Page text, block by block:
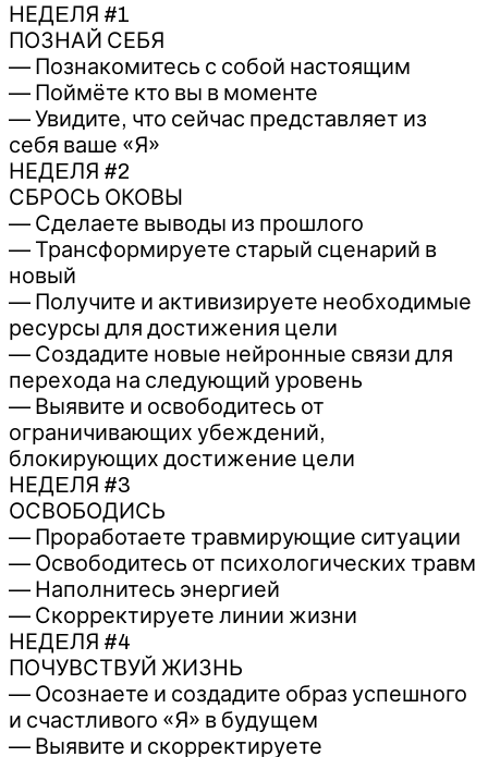
НЕДEЛЯ #1
ПОЗНАЙ СЕБЯ
— Познакомитесь с собой настоящим
— Поймёте кто вы в моменте
— Увидите, что сейчас представляет из
себя ваше «Я»
НЕДEЛЯ #2
СБРОСЬ ОКОВЫ
— Сделаете выводы из прошлого
— Трансформируете старый сценарий в
новый
— Получите и активизируете необходимые
ресурсы для достижения цели
— Создадите новые нейронные связи для
перехода на следующий уровень
— Выявите и освободитесь от
ограничивающих убеждений,
блокирующих достижение цели
НЕДEЛЯ #3
ОСВОБОДИСЬ
— Проработаете травмирующие ситуации
— Освободитесь от психологических травм
— Наполнитесь энергией
— Скорректируете линии жизни
НЕДEЛЯ #4
ПОЧУВСТВУЙ ЖИЗНЬ
— Осознаете и создадите образ успешного
и счастливого «Я» в будущем
— Выявите и скорректируете